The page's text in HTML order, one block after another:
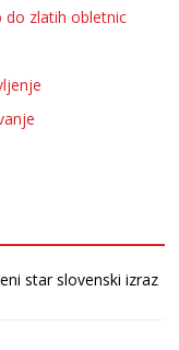
do zlatih obletnic
star slovenski izraz